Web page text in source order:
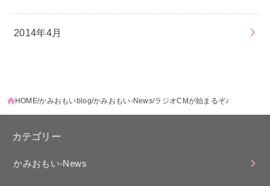
2014年4月
HOME かみおもいblog かみおもい-News ラジオCMが始まるぞ♪
カテゴリー
かみおもい-News